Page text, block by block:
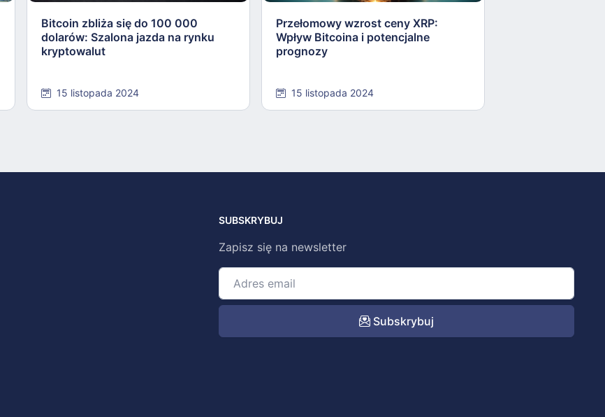
Bitcoin zbliża się do 100 000
dolarów: Szalona jazda na rynku
kryptowalut
15 listopada 2024
Przełomowy wzrost ceny XRP:
Wpływ Bitcoina i potencjalne
prognozy
15 listopada 2024
SUBSKRYBUJ
Zapisz się na newsletter
Subskrybuj